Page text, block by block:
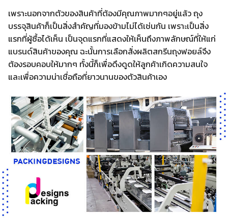
เพราะนอกจากตัวของสินค้าที่ต้องมีคุณภาพมากๆอยู่แล้ว ถุง
บรรจุสินค้าก็เป็นสิ่งสำคัญที่มองข้ามไม่ได้เช่นกัน เพราะเป็นสิ่ง
แรกที่ผู้ซื้อได้เห็น เป็นจุดแรกที่แสดงให้เห็นถึงภาพลักษณ์ที่ให้แก่
แบรนด์สินค้าของคุณ ฉะนั้นการเลือกสั่งผลิตสกรีนถุงฟอยล์จึง
ต้องรอบคอบให้มากๆ ทั้งนี้ก็เพื่อดึงดูดให้ลูกค้าเกิดความสนใจ
และเพื่อความน่าเชื่อถือที่ยาวนานของตัวสินค้าเอง